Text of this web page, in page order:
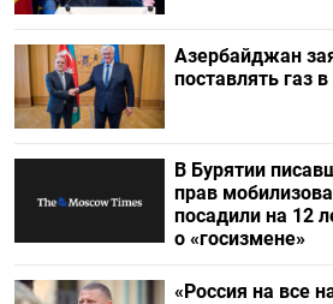
Азербайджан
поставлять газ
В Бурятии
прав
посадили на 12
о «госизмене»
«Россия на все